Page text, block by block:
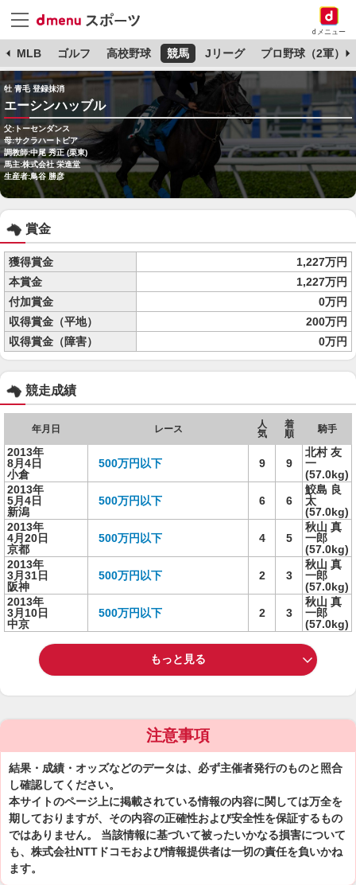
dメニュー
MLB ゴルフ 高校野球 競馬 Jリーグ プロ野球（2軍）
牡 青毛 登録抹消
エーシンハッブル
父:トーセンダンス
母:サクラハートピア
調教師:中尾 秀正 (栗東)
馬主:株式会社 栄進堂
生産者:鳥谷 勝彦
賞金
獲得賞金
1,227万円
本賞金
1,227万円
付加賞金
0万円
収得賞金（平地）
200万円
収得賞金（障害）
0万円
競走成績
年月日 レース
人
気
着
順
騎手
2013年
8月4日
小倉
500万円以下 9 9
北村 友
一
(57.0kg)
2013年
5月4日
新潟
500万円以下 6 6
鮫島 良
太
(57.0kg)
2013年
4月20日
京都
500万円以下 4 5
秋山 真
一郎
(57.0kg)
2013年
3月31日
阪神
500万円以下 2 3
秋山 真
一郎
(57.0kg)
2013年
3月10日
中京
500万円以下 2 3
秋山 真
一郎
(57.0kg)
もっと見る
注意事項
結果・成績・オッズなどのデータは、必ず主催者発行のものと照合
し確認してください。
本サイトのページ上に掲載されている情報の内容に関しては万全を
期しておりますが、その内容の正確性および安全性を保証するもの
ではありません。 当該情報に基づいて被ったいかなる損害について
も、株式会社NTTドコモおよび情報提供者は一切の責任を負いかね
ます。